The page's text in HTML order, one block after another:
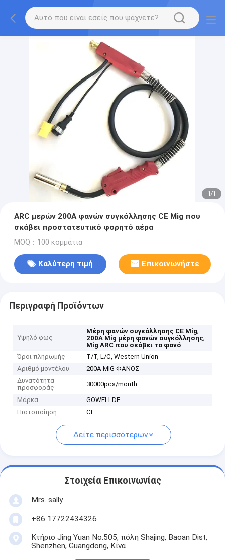
1/1
ARC μερών 200A φανών συγκόλλησης CE Mig που
σκάβει προστατευτικό φορητό αέρα
MOQ：100 κομμάτια
Καλύτερη τιμή Επικοινωνήστε
Περιγραφή Προϊόντων
Υψηλό φως
Μέρη φανών συγκόλλησης CE Mig,
200A Mig μέρη φανών συγκόλλησης,
Mig ARC που σκάβει το φανό
Όροι πληρωμής
T/T, L/C, Western Union
Αριθμό μοντέλου
200A MIG ΦΑΝΌΣ
Δυνατότητα
προσφοράς
30000pcs/month
Μάρκα
GOWELLDE
Πιστοποίηση
CE
Δείτε περισσότερων
Στοιχεία Επικοινωνίας
Mrs. sally
+86 17722434326
Κτήριο Jing Yuan No.505, πόλη Shajing, Baoan Dist,
Shenzhen, Guangdong, Κίνα